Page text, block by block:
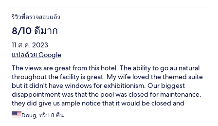
รีวิวที่ตรวจสอบแล้ว
8/10 ดีมาก
11 ส.ค. 2023
แปลด้วย Google
The views are great from this hotel. The ability to go au natural
throughout the facility is great. My wife loved the themed suite
but it didn't have windows for exhibitionism. Our biggest
disappointment was that the pool was closed for maintenance.
they did give us ample notice that it would be closed and
upgraded our room and discounted the price to compensate
us. There is no other place quite like this place if you are into this
Doug, ทริป 8 คืน